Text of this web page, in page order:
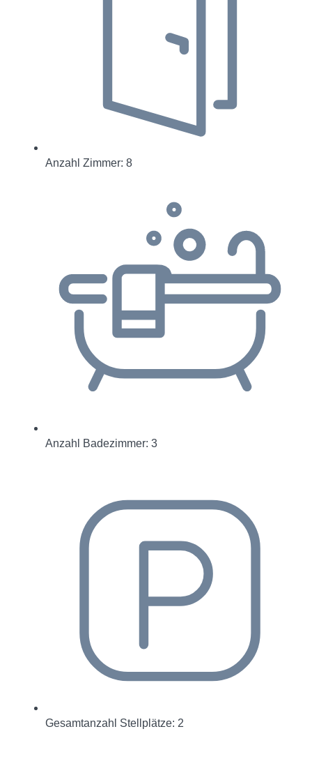
Anzahl Zimmer: 8
Anzahl Badezimmer: 3
Gesamtanzahl Stellplätze: 2